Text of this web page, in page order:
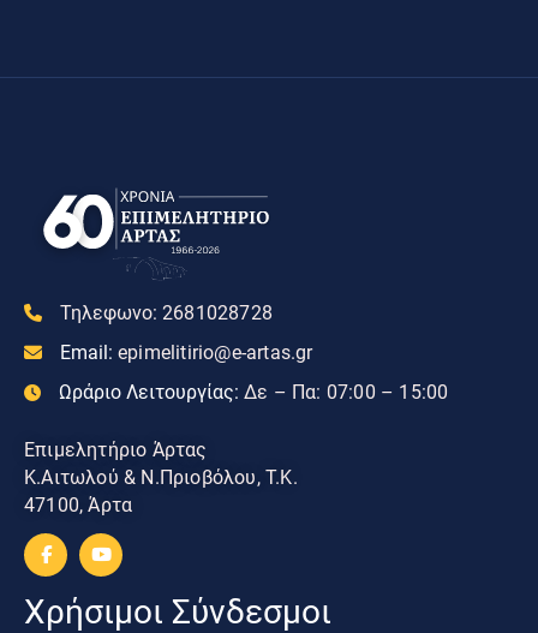
Τηλεφωνο: 2681028728
Email: epimelitirio@e-artas.gr
Ωράριο Λειτουργίας: Δε – Πα: 07:00 – 15:00
Επιμελητήριο Άρτας
Κ.Αιτωλού & Ν.Πριοβόλου, Τ.Κ.
47100, Άρτα
Χρήσιμοι Σύνδεσμοι